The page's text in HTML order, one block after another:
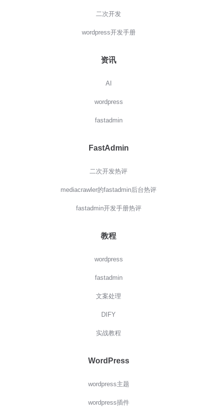
二次开发
wordpress开发手册
资讯
AI
wordpress
fastadmin
FastAdmin
二次开发热评
mediacrawler的fastadmin后台热评
fastadmin开发手册热评
教程
wordpress
fastadmin
文案处理
DIFY
实战教程
WordPress
wordpress主题
wordpress插件